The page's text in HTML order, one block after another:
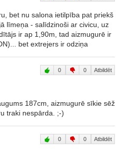
bet nu salona ietilpība pat priekš
līmeņa - salīdzinoši ar civicu, uz
ir ap 1,90m, tad aizmugurē ir
bet extrejers ir odziņa
0 0 Atbildēt
187cm, aizmugurē sīkie sēž
traki nespārda. ;-)
0 0 Atbildēt